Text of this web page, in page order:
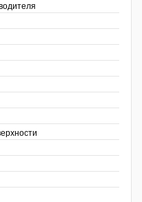
ресурсы России
технологии
вертикаль
и охрана недр